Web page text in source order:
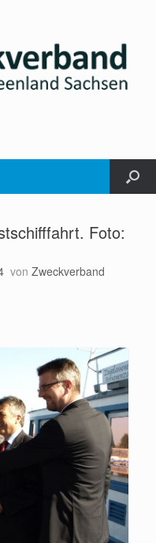
Foto:
von Zweckverband